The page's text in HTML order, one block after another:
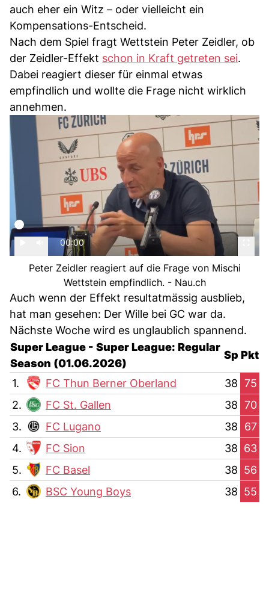
auch eher ein Witz – oder vielleicht ein
Kompensations-Entscheid.
Nach dem Spiel fragt Wettstein Peter Zeidler, ob
der Zeidler-Effekt schon in Kraft getreten sei.
Dabei reagiert dieser für einmal etwas
empfindlich und wollte die Frage nicht wirklich
annehmen.
00:00
Peter Zeidler reagiert auf die Frage von Mischi
Wettstein empfindlich. - Nau.ch
Auch wenn der Effekt resultatmässig ausblieb,
hat man gesehen: Der Wille bei GC war da.
Nächste Woche wird es unglaublich spannend.
Super League - Super League: Regular
Season (01.06.2026)
Sp Pkt
1. FC Thun Berner Oberland 38 75
2.
FC St. Gallen 38 70
3.
FC Lugano 38
67
4.
FC Sion 38 63
5.
FC Basel 38 56
6.
BSC Young Boys 38 55